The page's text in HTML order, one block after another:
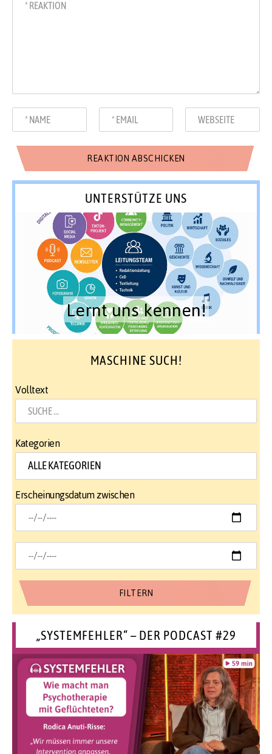
UNTERSTÜTZE UNS
Lernt uns kennen!
MASCHINE SUCH!
Volltext
Kategorien
Erscheinungsdatum zwischen
„SYSTEMFEHLER“ – DER PODCAST #29